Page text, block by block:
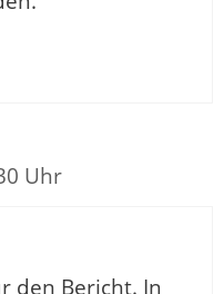
Uhr
den Bericht. In